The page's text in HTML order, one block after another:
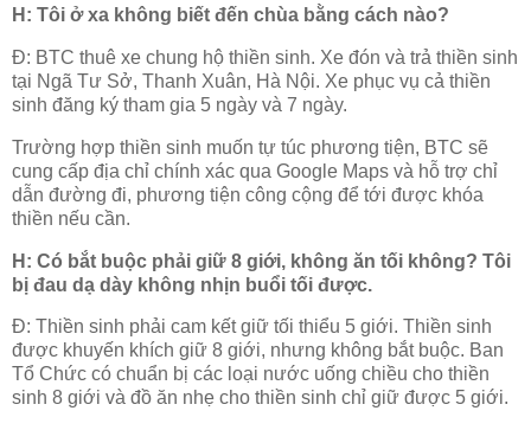
H: Tôi ở xa không biết đến chùa bằng cách nào?
Đ: BTC thuê xe chung hộ thiền sinh. Xe đón và trả thiền sinh
tại Ngã Tư Sở, Thanh Xuân, Hà Nội. Xe phục vụ cả thiền
sinh đăng ký tham gia 5 ngày và 7 ngày.
Trường hợp thiền sinh muốn tự túc phương tiện, BTC sẽ
cung cấp địa chỉ chính xác qua Google Maps và hỗ trợ chỉ
dẫn đường đi, phương tiện công cộng để tới được khóa
thiền nếu cần.
H: Có bắt buộc phải giữ 8 giới, không ăn tối không? Tôi
bị đau dạ dày không nhịn buổi tối được.
Đ: Thiền sinh phải cam kết giữ tối thiểu 5 giới. Thiền sinh
được khuyến khích giữ 8 giới, nhưng không bắt buộc. Ban
Tổ Chức có chuẩn bị các loại nước uống chiều cho thiền
sinh 8 giới và đồ ăn nhẹ cho thiền sinh chỉ giữ được 5 giới.